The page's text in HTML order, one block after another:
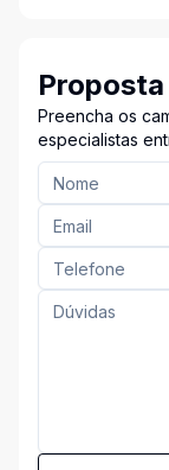
Proposta
Preencha os
especialistas